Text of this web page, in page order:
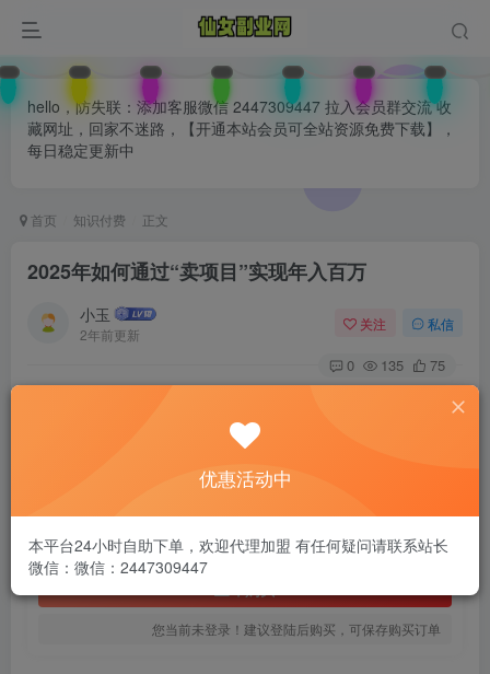
hello，防失联：添加客服微信 2447309447 拉入会员群交流 收
藏网址，回家不迷路，【开通本站会员可全站资源免费下载】，
每日稳定更新中
首页 知识付费 正文
2025年如何通过“卖项目”实现年入百万
小玉
2年前更新
关注 私信
0 135 75
2025年如何通过“卖项目”实现年入百万
此内容为付费阅读，请付费后查看
1.99
黄金会员免费
您当前未登录！建议登陆后购买，可保存购买订单
已售 28
优惠活动中
本平台24小时自助下单，欢迎代理加盟 有任何疑问请联系站长
微信：微信：2447309447